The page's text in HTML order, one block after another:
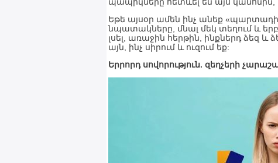
Եթե այսօր ամեն ինչ անեք
նպատակները, մնալ մեկ տեղում և
լսել, առաջին հերթին, ինքներդ ձեզ և
այն, ինչ սիրում և ուզում եք:
Երրորդ սովորություն. զեղչերի